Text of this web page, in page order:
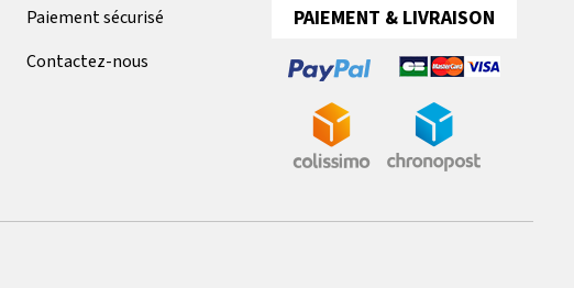
Paiement sécurisé
Contactez-nous
PAIEMENT & LIVRAISON